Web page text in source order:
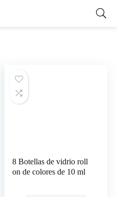
8 Botellas de vidrio roll
on de colores de 10 ml